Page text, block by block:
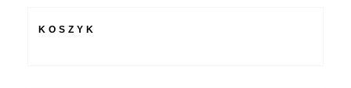
KOSZYK